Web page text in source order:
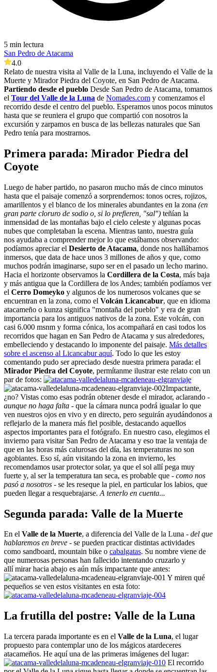
5 min lectura
San Pedro de Atacama
4.0
Relato de nuestra visita al Valle de la Luna, incluyendo el Valle de la
Muerte y Mirador Piedra del Coyote, en San Pedro de Atacama.
Partiendo desde el pueblo Desde San Pedro de Atacama, tomamos
el Tour del Valle de la Luna de Nomades.com y comenzamos el
recorrido desde el centro del pueblo. Esperamos unos pocos minutos
hasta que se reuniera el grupo que compartió con nosotros la
excursión y zarpamos en busca de las bellezas naturales que San
Pedro tenía para mostrarnos.
Primera parada: Mirador Piedra del
Coyote
Luego de haber partido, no pasaron mucho más de cinco minutos
hasta que el paisaje comenzó a sorprendernos: tonos ocres, rojizos,
amarillentos y el blanco de los minerales abundantes en la zona (en
gran parte cloruro de sodio o, si lo prefieren, "sal") teñían la
inmensidad de las montañas bajo el cielo celeste y algunas pocas
nubes que completaban la escena. Mientras tanto, nuestra guía
nos ayudaba a comprender mejor lo que estábamos observando:
podíamos apreciar el Desierto de Atacama, donde nos hallábamos
inmersos, que data de hace unos 3 millones de años y que, como
muchos podrán imaginarse, supo ser en el pasado un lecho marino.
Hacia el horizonte observamos la Cordillera de la Costa, más baja
y más antigua que la Cordillera de los Andes; también podíamos ver
el Cerro Domeyko y algunos de los numerosos volcanes que se
encuentran en la zona, como el Volcán Licancabur, que en idioma
atacameño o kunza significa "montaña del pueblo" y era de gran
importancia para los antiguos nativos de la zona. Este volcán, con
casi 6.000 msnm y forma cónica, los acompañará en casi todos los
recorridos que hagan en San Pedro de Atacama y sus alrededores,
embelleciendo y destacando lo imponente del paisaje. Más detalles
sobre el ascenso al Licancabur aquí. Todo lo que les estoy
comentando pudo ser apreciado desde nuestra primera parada: el
Mirador Piedra del Coyote, permítanme ilustrar este relato con un
par de fotos:
Impactante,
¿no? Vistas como esas podrán obtener desde el mirador, aclarando -
aunque no haga falta - que la cámara nunca podrá igualar lo que
ven nuestros ojos en vivo y en directo, pero seguirán ayudándonos a
reflejarlo de la manera más fiel posible, destacando aquellos
aspectos importantes para el fotógrafo. En nuestro caso, elegimos el
invierno para visitar San Pedro de Atacama y eso trae la ventaja de
que en las horas más calurosas del día, las temperaturas no son
agobiantes. Eso sí, aún visitando la zona en invierno, les
recomendamos usar protector solar, ya que el sol allí pega muy
fuerte y, al ser la temperatura tan seca, es probable que - como nos
pasó a nosotros - se les reseque la piel, en particular los labios, que
pueden llegar a resquebrajarse. A tenerlo en cuenta...
Segunda parada: Valle de la Muerte
En el Valle de la Muerte, a diferencia del Valle de la Luna - del que
hablaremos en breve - se pueden practicar distintas actividades
como sandboard, mountain bike o cabalgatas. Su nombre viene de
que numerosas personas han fallecido intentando cruzarlo y
allí mirar hacia abajo es aún más impactante que antes:
Y miren qué
pequeños se ven estos visitantes en esta foto:
La frutilla del postre: Valle de la Luna
La tercera parada importante es en el Valle de la Luna, el lugar
propuesto para contemplar uno de los mágicos atardeceres
atacameños. He aquí una de las primeras imágenes del lugar:
El recorrido